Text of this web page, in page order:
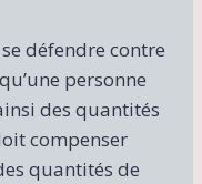
défendre contre
personne
des quantités
compenser
quantités de